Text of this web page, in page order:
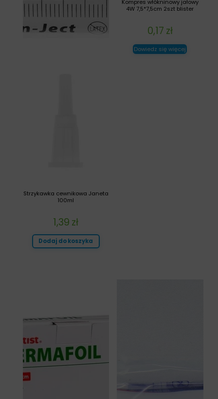
Kompres włókninowy jałowy
4W 7,5*7,5cm 2szt blister
0,17 zł
Dowiedz się więcej
Strzykawka cewnikowa Janeta
100ml
1,39 zł
Dodaj do koszyka